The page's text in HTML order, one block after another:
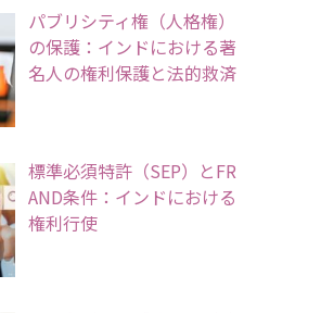
パブリシティ権（人格権）
の保護：インドにおける著
名人の権利保護と法的救済
標準必須特許（SEP）とFR
AND条件：インドにおける
権利行使